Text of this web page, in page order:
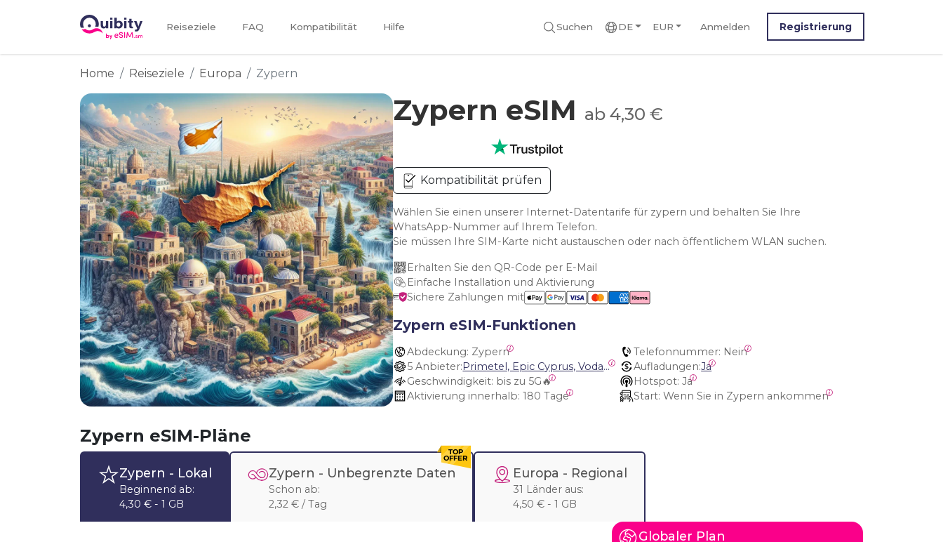
Reiseziele FAQ Kompatibilität Hilfe Suchen DE EUR Anmelden Registrierung
Home Reiseziele Europa Zypern
Zypern eSIM ab 4,30 €
Kompatibilität prüfen
Wählen Sie einen unserer Internet-Datentarife für zypern und behalten Sie Ihre
WhatsApp-Nummer auf Ihrem Telefon.
Sie müssen Ihre SIM-Karte nicht austauschen oder nach öffentlichem WLAN suchen.
Erhalten Sie den QR-Code per E-Mail
Einfache Installation und Aktivierung
Sichere Zahlungen mit
Zypern eSIM-Funktionen
Abdeckung: Zypern Telefonnummer: Nein
5 Anbieter:
Primetel, Epic Cyprus, Vodafone, Turkcell, Turk Telecom Aufladungen:Ja
Geschwindigkeit: bis zu 5G🔥 Hotspot: Ja
Aktivierung innerhalb: 180 Tage Start: Wenn Sie in Zypern ankommen
Zypern eSIM-Pläne
Zypern - Lokal
Beginnend ab:
4,30 € - 1 GB
Zypern - Unbegrenzte Daten
Schon ab:
2,32 € / Tag
Europa - Regional
31 Länder aus:
4,50 € - 1 GB
Globaler Plan